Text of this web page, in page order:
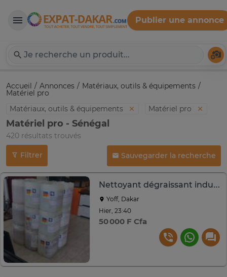
Expat-Dakar
Publier une annonce
Accueil Annonces Matériaux, outils & équipements
Matériel pro
Matériaux, outils & équipements
Matériel pro
Matériel pro - Sénégal
420 résultats trouvés
Filtrer Sauvegarder la recherche
Nettoyant dégraissant industriel guardian ipco 400 et 415
Yoff, Dakar
Hier, 23:40
50 000 F Cfa